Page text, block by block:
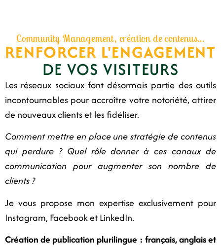
Community Management, création de contenus...
RENFORCER L'ENGAGEMENT
DE VOS VISITEURS
Les réseaux sociaux font désormais partie des outils
incontournables pour accroître votre notoriété, attirer
de nouveaux clients et les fidéliser.
Comment mettre en place une stratégie de contenus
qui perdure ? Quel rôle donner à ces canaux de
communication pour augmenter son nombre de
clients ?
Je vous propose mon expertise exclusivement pour
Instagram, Facebook et LinkedIn.
Création de publication plurilingue : français, anglais et